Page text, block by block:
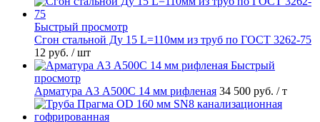
Быстрый просмотр
Сгон стальной Ду 15 L=110мм из труб по ГОСТ 3262-75
12 руб. / шт
Быстрый
просмотр
Арматура А3 А500С 14 мм рифленая 34 500 руб. / т